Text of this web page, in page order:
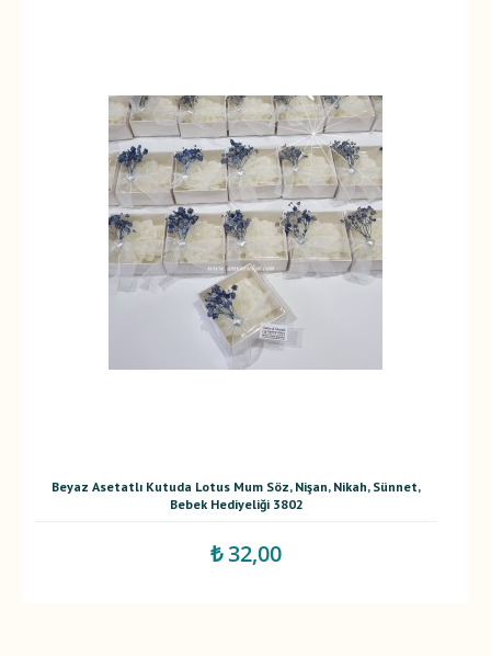
Beyaz Asetatlı Kutuda Lotus Mum Söz, Nişan, Nikah, Sünnet,
Bebek Hediyeliği 3802
₺ 32,00